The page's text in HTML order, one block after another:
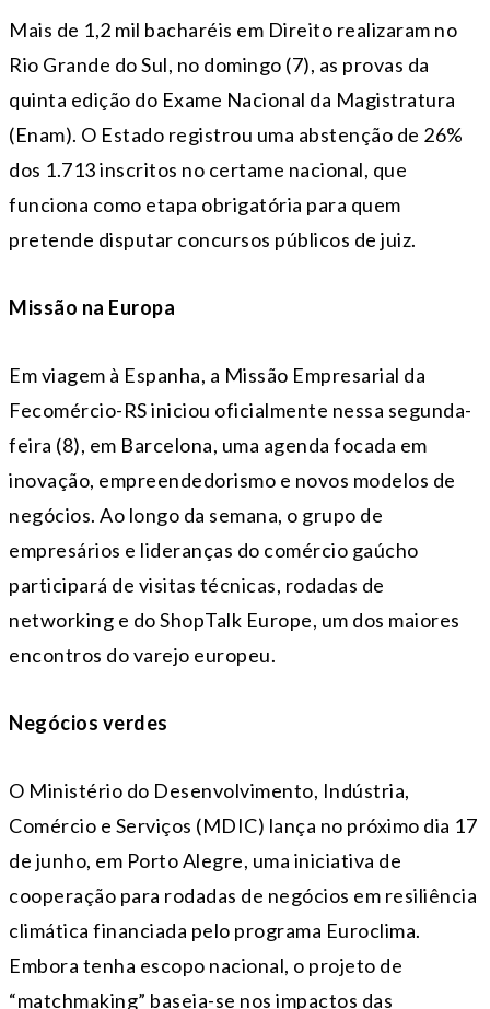
Mais de 1,2 mil bacharéis em Direito realizaram no
Rio Grande do Sul, no domingo (7), as provas da
quinta edição do Exame Nacional da Magistratura
(Enam). O Estado registrou uma abstenção de 26%
dos 1.713 inscritos no certame nacional, que
funciona como etapa obrigatória para quem
pretende disputar concursos públicos de juiz.
Missão na Europa
Em viagem à Espanha, a Missão Empresarial da
Fecomércio-RS iniciou oficialmente nessa segunda-
feira (8), em Barcelona, uma agenda focada em
inovação, empreendedorismo e novos modelos de
negócios. Ao longo da semana, o grupo de
empresários e lideranças do comércio gaúcho
participará de visitas técnicas, rodadas de
networking e do ShopTalk Europe, um dos maiores
encontros do varejo europeu.
Negócios verdes
O Ministério do Desenvolvimento, Indústria,
Comércio e Serviços (MDIC) lança no próximo dia 17
de junho, em Porto Alegre, uma iniciativa de
cooperação para rodadas de negócios em resiliência
climática financiada pelo programa Euroclima.
Embora tenha escopo nacional, o projeto de
“matchmaking” baseia-se nos impactos das